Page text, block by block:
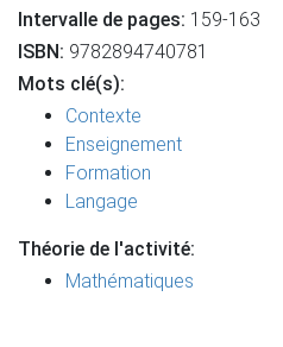
Intervalle de pages: 159-163
ISBN: 9782894740781
Mots clé(s):
Contexte
Enseignement
Formation
Langage
Théorie de l'activité:
Mathématiques